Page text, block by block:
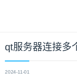
qt服务器连接多
2024-11-01